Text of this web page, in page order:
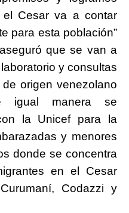
el Cesar va a contar
para esta población”
que se van a
y consultas
origen venezolano
igual manera se
la Unicef para la
y menores
donde se concentra
en el Cesar
Codazzi y